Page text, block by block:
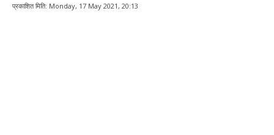
प्रकाशित मिति: Monday, 17 May 2021, 20:13